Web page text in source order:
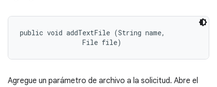
public void addTextFile (String name,
                File file)
Agregue un parámetro de archivo a la solicitud. Abre el